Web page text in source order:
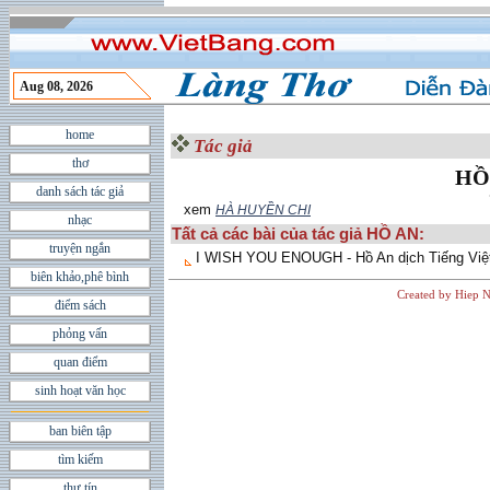
Aug 08, 2026
home
thơ
danh sách tác giả
nhạc
truyện ngắn
biên khảo,phê bình
điểm sách
phỏng vấn
quan điểm
sinh hoạt văn học
ban biên tập
tìm kiếm
Tác giả
xem HÀ HUYỀN CHI
Tất cả các bài của tác giả HỒ AN:
I WISH YOU ENOUGH - Hồ An dịch Tiếng
Created by Hiep